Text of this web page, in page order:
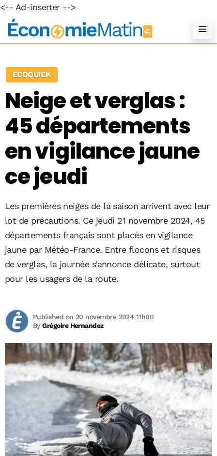
<-- Ad-inserter -->
ECOQUICK
Neige et verglas :
45 départements
en vigilance jaune
ce jeudi
Les premières neiges de la saison arrivent avec leur
lot de précautions. Ce jeudi 21 novembre 2024, 45
départements français sont placés en vigilance
jaune par Météo-France. Entre flocons et risques
de verglas, la journée s’annonce délicate, surtout
pour les usagers de la route.
ByGrégoire Hernandez
Published on 20 novembre 2024 11h00